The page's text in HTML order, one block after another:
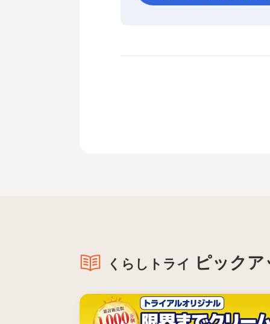
くらしトライ ピックア